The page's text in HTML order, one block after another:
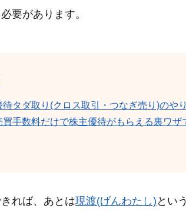
要があります。
待タダ取り(クロス取引・つなぎ売り)のや
買手数料だけで株主優待がもらえる裏ワザ
れば、あとは現渡(げんわたし) とい